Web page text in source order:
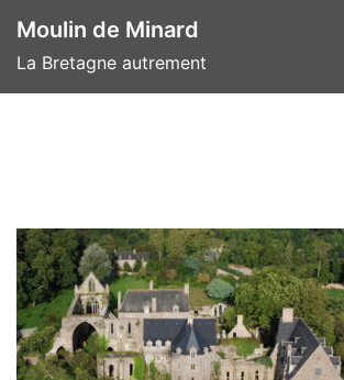
au
contenu
Moulin de Minard
La Bretagne autrement